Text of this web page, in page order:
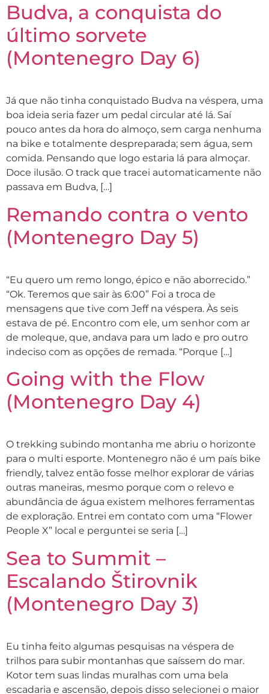
Budva, a conquista do
último sorvete
(Montenegro Day 6)
Já que não tinha conquistado Budva na véspera, uma
boa ideia seria fazer um pedal circular até lá. Saí
pouco antes da hora do almoço, sem carga nenhuma
na bike e totalmente despreparada; sem água, sem
comida. Pensando que logo estaria lá para almoçar.
Doce ilusão. O track que tracei automaticamente não
passava em Budva, […]
Remando contra o vento
(Montenegro Day 5)
“Eu quero um remo longo, épico e não aborrecido.”
“Ok. Teremos que sair às 6:00” Foi a troca de
mensagens que tive com Jeff na véspera. Às seis
estava de pé. Encontro com ele, um senhor com ar
de moleque, que, andava para um lado e pro outro
indeciso com as opções de remada. “Porque […]
Going with the Flow
(Montenegro Day 4)
O trekking subindo montanha me abriu o horizonte
para o multi esporte. Montenegro não é um país bike
friendly, talvez então fosse melhor explorar de várias
outras maneiras, mesmo porque com o relevo e
abundância de água existem melhores ferramentas
de exploração. Entrei em contato com uma “Flower
People X” local e perguntei se seria […]
Sea to Summit –
Escalando Štirovnik
(Montenegro Day 3)
Eu tinha feito algumas pesquisas na véspera de
trilhos para subir montanhas que saíssem do mar.
Kotor tem suas lindas muralhas com uma bela
escadaria e ascensão, depois disso selecionei o maior